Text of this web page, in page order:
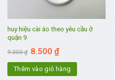
huy hiệu cài áo theo yêu cầu ở
quận 9
9.000₫ Giá
gốc
là:
9.000 ₫.
8.500₫Giá
tại
là:
8.500 ₫.
Thêm vào giỏ hàng